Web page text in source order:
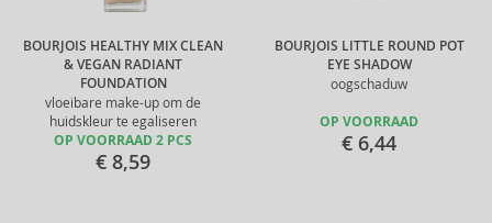
BOURJOIS HEALTHY MIX CLEAN
& VEGAN RADIANT
FOUNDATION
vloeibare make-up om de
huidskleur te egaliseren
OP VOORRAAD 2 PCS
€ 8,59
BOURJOIS LITTLE ROUND POT
EYE SHADOW
oogschaduw
OP VOORRAAD
€ 6,44